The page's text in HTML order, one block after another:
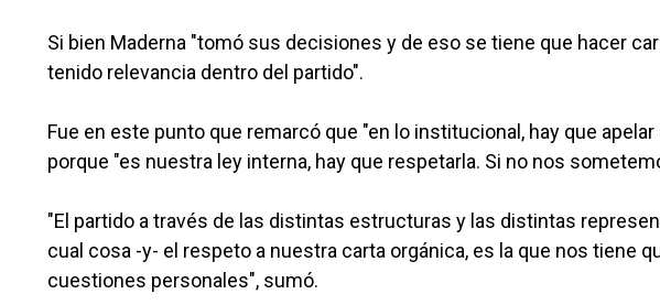
Si bien Maderna "tomó sus decisiones y de eso se tiene que hacer
tenido relevancia dentro del partido".
Fue en este punto que remarcó que "en lo institucional, hay que
porque "es nuestra ley interna, hay que respetarla. Si no nos
"El partido a través de las distintas estructuras y las distintas
cual cosa -y- el respeto a nuestra carta orgánica, es la que nos tiene
cuestiones personales", sumó.